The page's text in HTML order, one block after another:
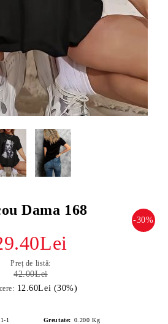
Dama 168
-30%
Preț de listă:
42.00Lei
12.60Lei (30%)
1 Greutate: 0.200 Kg